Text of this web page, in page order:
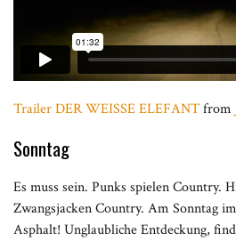
Trailer DER WEISSE ELEFANTfrom
Sonntag
Es muss sein. Punks spielen Country.
Zwangsjacken Country. Am Sonntag
Asphalt! Unglaubliche Entdeckung,